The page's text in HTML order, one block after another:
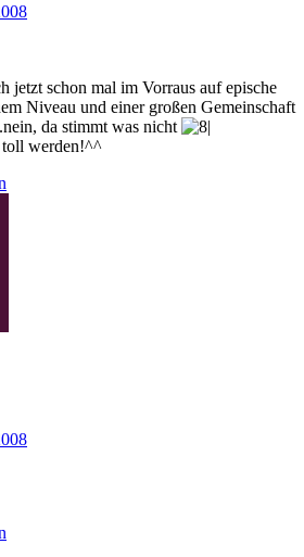
jetzt schon mal im Vorraus auf epische
Niveau und einer großen Gemeinschaft
da stimmt was nicht
toll werden!^^